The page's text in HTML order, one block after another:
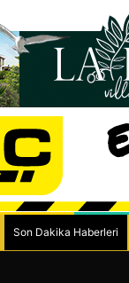
Son Dakika Haberleri